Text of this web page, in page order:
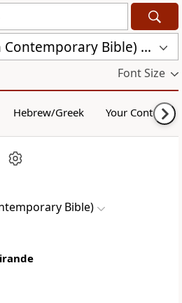
nuBibeln (Swedish Contemporary Bible) (NUB)
Font Size
Hebrew/Greek Your Content
Bible)